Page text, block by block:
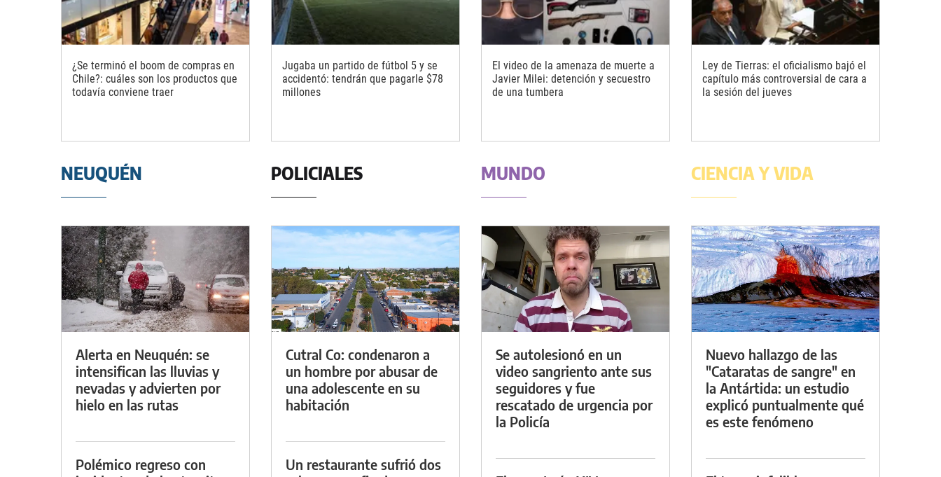
¿Se terminó el boom de compras en
Chile?: cuáles son los productos que
todavía conviene traer
Jugaba un partido de fútbol 5 y se
accidentó: tendrán que pagarle $78
millones
El video de la amenaza de muerte a
Javier Milei: detención y secuestro
de una tumbera
Ley de Tierras: el oficialismo bajó el
capítulo más controversial de cara a
la sesión del jueves
NEUQUÉN
Alerta en Neuquén: se
intensifican las lluvias y
nevadas y advierten por
hielo en las rutas
Polémico regreso con
POLICIALES
Cutral Co: condenaron a
un hombre por abusar de
una adolescente en su
habitación
Un restaurante sufrió dos
MUNDO
Se autolesionó en un
video sangriento ante sus
seguidores y fue
rescatado de urgencia por
la Policía
CIENCIA Y VIDA
Nuevo hallazgo de las
"Cataratas de sangre" en
la Antártida: un estudio
explicó puntualmente qué
es este fenómeno